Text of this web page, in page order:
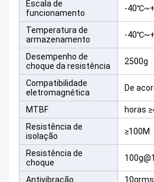
Escala de
funcionamento
-
Temperatura de
armazenamento
-
Desempenho de
choque da resistência
2500g
Compatibilidade
eletromagnética
De
MTBF
horas
Resistência de
isolação
≥100M
Resistência de
choque
Antivibração